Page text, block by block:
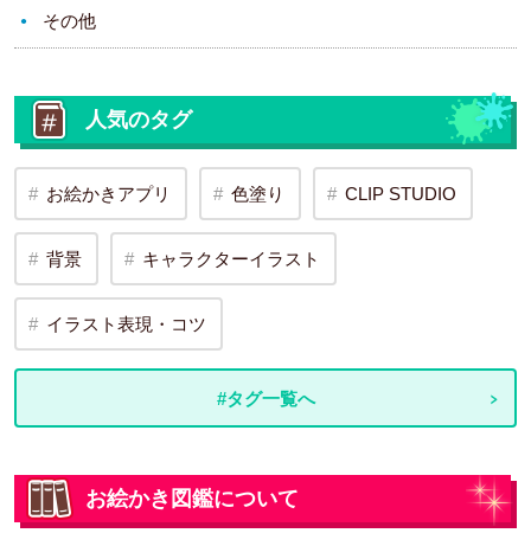
その他
人気のタグ
お絵かきアプリ 色塗り CLIP STUDIO
背景 キャラクターイラスト
イラスト表現・コツ
#タグ一覧へ
お絵かき図鑑について